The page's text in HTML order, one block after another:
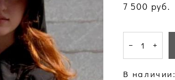
7 500 pуб.
В наличии: